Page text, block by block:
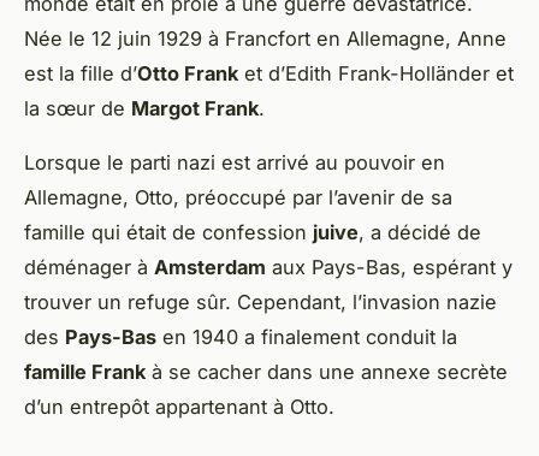
Née le 12 juin 1929 à Francfort en Allemagne, Anne
est la fille d’Otto Franket d’Edith Frank-Holländer et
la sœur de Margot Frank.
Lorsque le parti nazi est arrivé au pouvoir en
Allemagne, Otto, préoccupé par l’avenir de sa
famille qui était de confession juive, a décidé de
déménager à Amsterdam aux Pays-Bas, espérant y
trouver un refuge sûr. Cependant, l’invasion nazie
des Pays-Bas en 1940 a finalement conduit la
famille Frankà se cacher dans une annexe secrète
d’un entrepôt appartenant à Otto.